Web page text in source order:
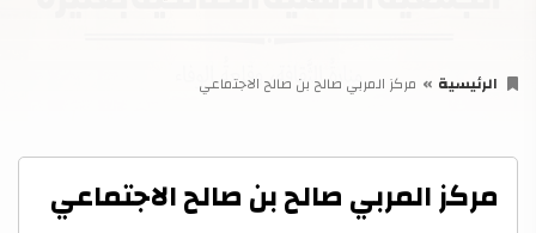
الرئيسية مركز المربي صالح بن صالح الاجتماعي
مركز المربي صالح بن صالح الاجتماعي